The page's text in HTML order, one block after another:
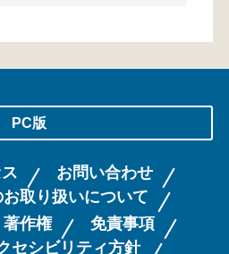
PC版
お問い合わせ
取り扱いについて
著作権
免責事項
セシビリティ方針